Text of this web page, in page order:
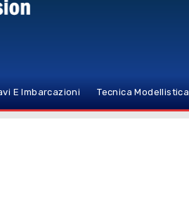
E Imbarcazioni Tecnica Modellistica